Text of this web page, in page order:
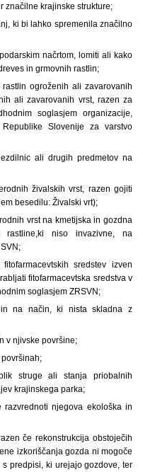
značilne krajinske strukture;
ki bi lahko spremenila značilno
načrtom, lomiti ali kako
in grmovnih rastlin;
ogroženih ali zavarovanih
ali zavarovanih vrst, razen za
soglasjem organizacije,
Slovenije za varstvo
ali drugih predmetov na
živalskih vrst, razen gojiti
besedilu: Živalski vrt);
vrst na kmetijska in gozdna
rastline,ki niso invazivne, na
sredstev izven
fitofarmacevtska sredstva v
soglasjem ZRSVN;
na način, ki nista skladna z
v njivske površine;
struge ali stanja priobalnih
krajinskega parka;
njegova ekološka in
če rekonstrukcija obstoječih
izkoriščanja gozda ni mogoče
predpisi, ki urejajo gozdove, ter